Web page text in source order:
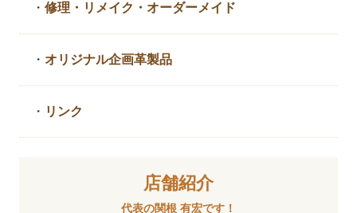
・修理・リメイク・ オーダーメイド
・ オリジナル企画革製品
・ リンク
店舗紹介
代表の関根 有宏です！